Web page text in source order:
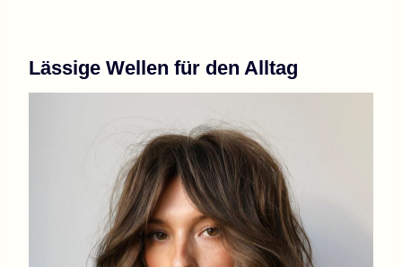
Lässige Wellen für den Alltag